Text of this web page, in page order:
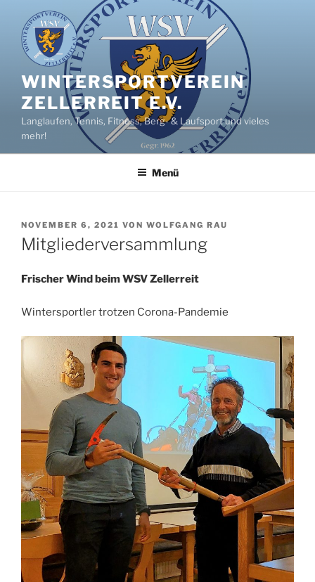
Inhalt
springen
WINTERSPORTVEREIN
ZELLERREIT E.V.
Langlaufen, Tennis, Fitness, Berg- & Laufsport und vieles
mehr!
Menü
VERÖFFENTLICHT
AM
NOVEMBER 6, 2021 VON WOLFGANG RAU
Mitgliederversammlung
Frischer Wind beim WSV Zellerreit
Wintersportler trotzen Corona-Pandemie